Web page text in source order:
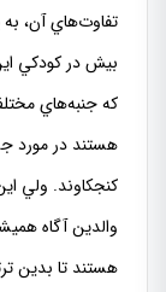
تفاوت‌هاي آن، به
بيش در كودكي
كه جنبه‌هاي
هستند در مورد
كنجكاوند. ولي
والدين آگاه
هستند تا بدين